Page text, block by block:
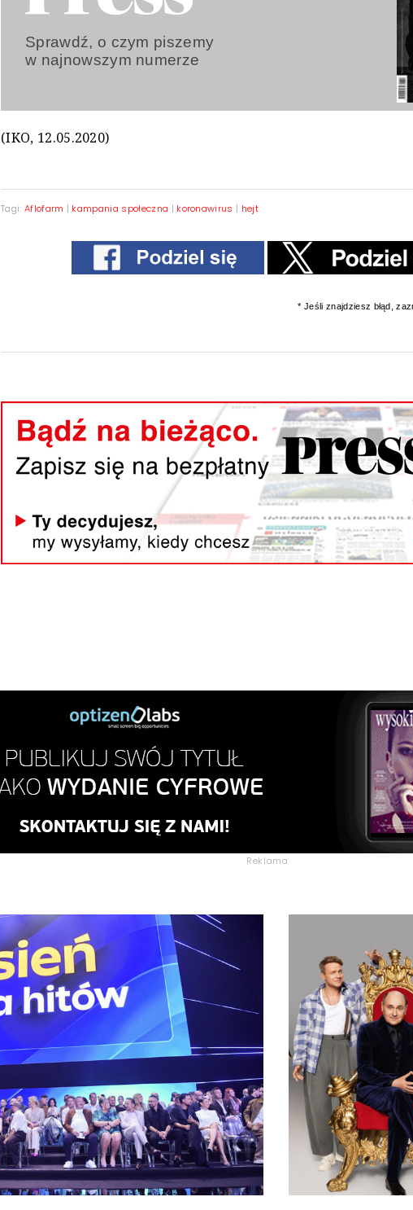
Sprawdź, o czym piszemy
w najnowszym numerze
(IKO, 12.05.2020)
Tagi: Aflofarm | kampania społeczna | koronawirus | hejt
* Jeśli znajdziesz błąd,
Reklama